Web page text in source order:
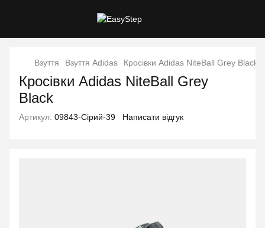
Взуття Взуття Adidas Кросівки Adidas NiteBall Grey Black
Кросівки Adidas NiteBall Grey
Black
Артикул: 09843-Сірий-39 Написати відгук